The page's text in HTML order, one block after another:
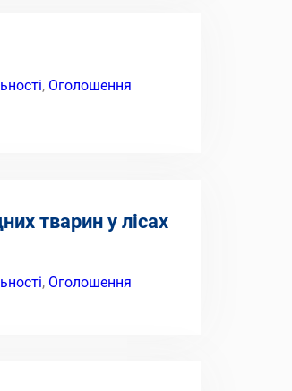
, Оголошення
тварин у лісах
, Оголошення